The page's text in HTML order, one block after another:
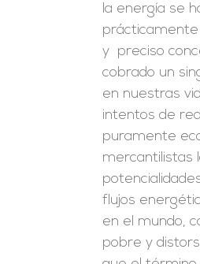
la energía se
prácticamente
y preciso
cobrado un
en nuestras
intentos de
puramente
mercantilistas
flujos
en el mundo,
pobre y